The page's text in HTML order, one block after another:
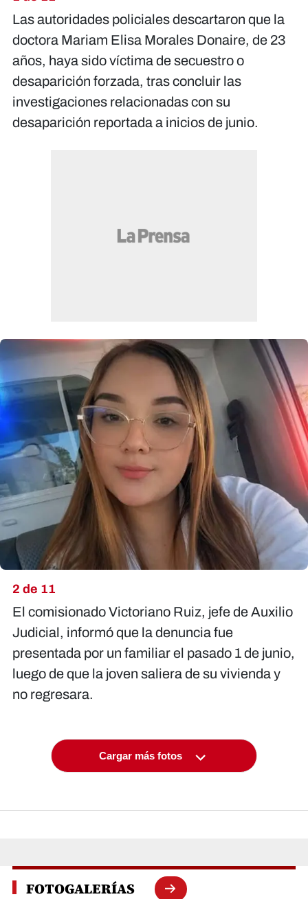
Las autoridades policiales descartaron que la
doctora Mariam Elisa Morales Donaire, de 23
años, haya sido víctima de secuestro o
desaparición forzada, tras concluir las
investigaciones relacionadas con su
desaparición reportada a inicios de junio.
2 de 11
El comisionado Victoriano Ruiz, jefe de Auxilio
Judicial, informó que la denuncia fue
presentada por un familiar el pasado 1 de junio,
luego de que la joven saliera de su vivienday
no regresara.
Cargar más fotos
FOTOGALERÍAS